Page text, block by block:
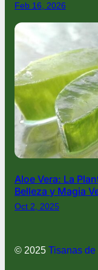
Feb 16, 2026
Aloe Vera: La
Belleza y Magia
Oct 2, 2025
© 2025 Tisanas de